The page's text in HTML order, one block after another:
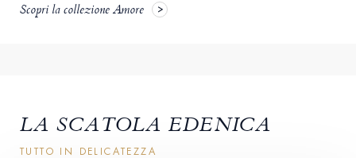
Scopri la collezione Amore
LA SCATOLA EDENICA
TUTTO IN DELICATEZZA